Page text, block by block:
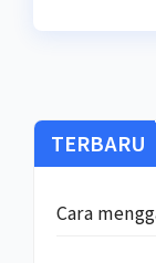
TERBARU
Cara